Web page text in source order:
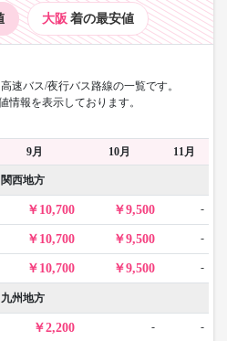
大阪 着の最安値
速バス/夜行バス路線の一覧です。
情報を表示しております。
9月 10月 11月
関西地方
10,700 9,500 -
10,700 9,500 -
10,700 9,500 -
九州地方
2,200 - -